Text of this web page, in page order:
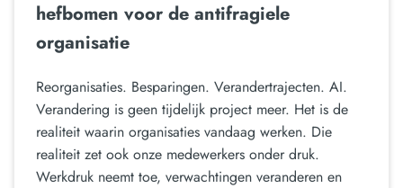
hefbomen voor de antifragiele
organisatie
Reorganisaties. Besparingen. Verandertrajecten. AI.
Verandering is geen tijdelijk project meer. Het is de
realiteit waarin organisaties vandaag werken. Die
realiteit zet ook onze medewerkers onder druk.
Werkdruk neemt toe, verwachtingen veranderen en